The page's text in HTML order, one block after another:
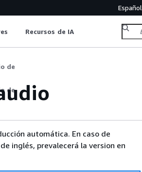
Español
Recursos de IA
de
de
automática. En caso de
inglés, prevalecerá la version en